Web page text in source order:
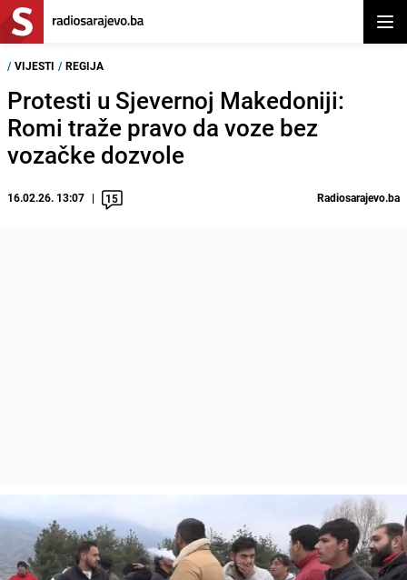
/ VIJESTI / REGIJA
Protesti u Sjevernoj Makedoniji:
Romi traže pravo da voze bez
vozačke dozvole
16.02.26. 13:07 15 Radiosarajevo.ba